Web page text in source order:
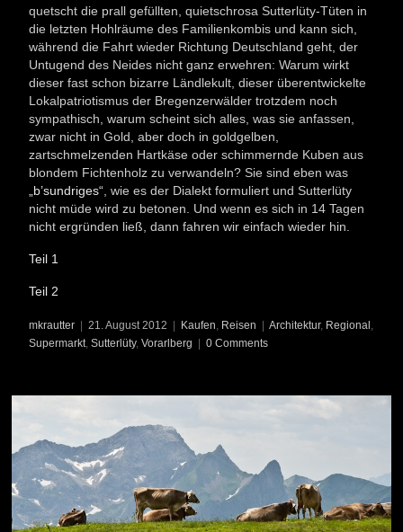
quetscht die prall gefüllten, quietschrosa Sutterlüty-Tüten in
die letzten Hohlräume des Familienkombis und kann sich,
während die Fahrt wieder Richtung Deutschland geht, der
Untugend des Neides nicht ganz erwehren: Warum wirkt
dieser fast schon bizarre Ländlekult, dieser überentwickelte
Lokalpatriotismus der Bregenzerwälder trotzdem noch
sympathisch, warum scheint sich alles, was sie anfassen,
zwar nicht in Gold, aber doch in goldgelben,
zartschmelzenden Hartkäse oder schimmernde Kuben aus
blondem Fichtenholz zu verwandeln? Sie sind eben was
„b’sundriges“ , wie es der Dialekt formuliert und Sutterlüty
nicht müde wird zu betonen. Und wenn es sich in 14 Tagen
nicht ergründen ließ, dann fahren wir einfach wieder hin.
Teil 1
Teil 2
mkrautter 21. August 2012 Kaufen Reisen Architektur, Regional
Supermarkt ,Sutterlüty,Vorarlberg 0 Comments